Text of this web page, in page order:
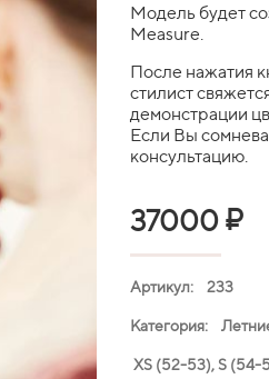
Модель будет
Measure.
После нажатия
стилист
демонстрации
Если Вы
консультацию.
37000₽
Артикул: 233
Категория:
XS (52-53), S (54-